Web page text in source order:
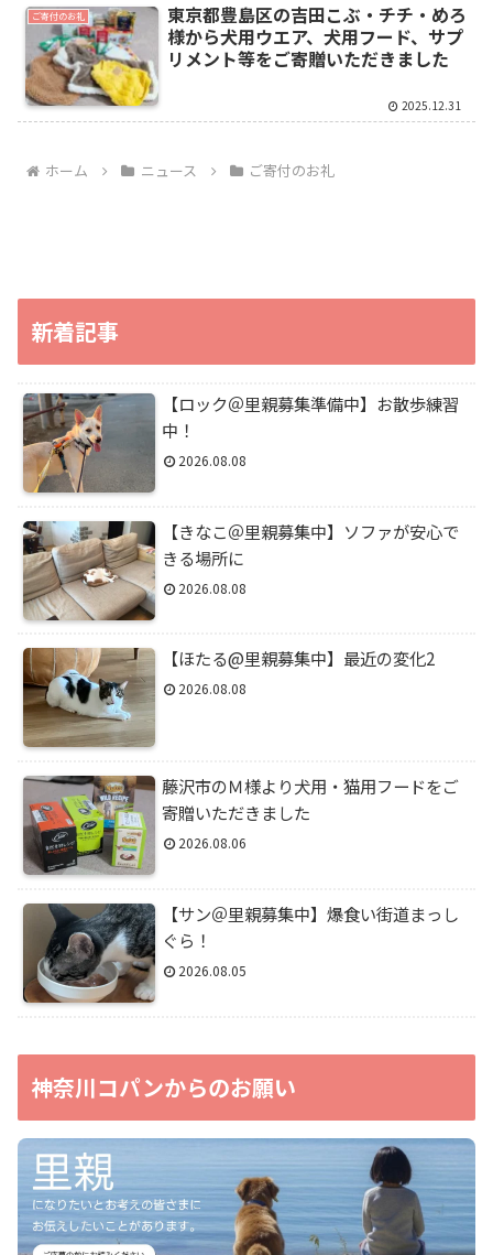
ご寄付のお礼
東京都豊島区の吉田こぶ・チチ・めろ
様から犬用ウエア、犬用フード、サプ
リメント等をご寄贈いただきました
2025.12.31
ホーム ニュース ご寄付のお礼
新着記事
【ロック＠里親募集準備中】お散歩練習
中！
2026.08.08
【きなこ＠里親募集中】ソファが安心で
きる場所に
2026.08.08
【ほたる@里親募集中】最近の変化2
2026.08.08
藤沢市のＭ様より犬用・猫用フードをご
寄贈いただきました
2026.08.06
【サン＠里親募集中】爆食い街道まっし
ぐら！
2026.08.05
神奈川コパンからのお願い